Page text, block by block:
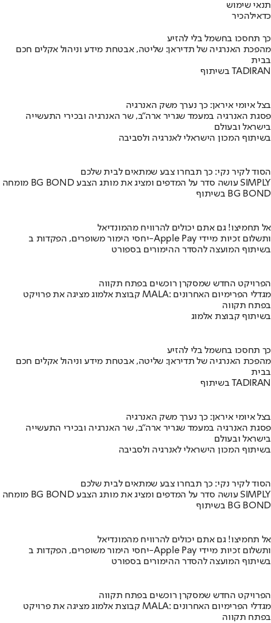
תנאי שימוש
כדאילהכיר
כך תחסכו בחשמל בלי להזיע
מהפכת האנרגיה של תדיראן: שליטה, אבטחת מידע וניהול אקלים חכם
בבית
בשיתוף TADIRAN
בצל איומי איראן: כך נערך משק האנרגיה
פסגת האנרגיה במעמד שגריר ארה"ב, שר האנרגיה ובכירי התעשייה
בישראל ובעולם
בשיתוף המכון הישראלי לאנרגיה ולסביבה
הסוד לקיר נקי: כך תבחרו צבע שמתאים לבית שלכם
מומחה BG BOND עושה סדר על המדפים ומציג את מותג הצבע SIMPLY
בשיתוף BG BOND
אל תחמיצו! גם אתם יכולים להרוויח מהמונדיאל
יחסי הימור משופרים, הפקדות ב-Apple Pay ותשלום זכיות מיידי
בשיתוף המועצה להסדר ההימורים בספורט
הפרויקט החדש שמסקרן רוכשים בפתח תקווה
קבוצת אלמוג מציגה את פרויקט MALA: מגדלי הפרימיום האחרונים
בפתח תקווה
בשיתוף קבוצת אלמוג
כך תחסכו בחשמל בלי להזיע
מהפכת האנרגיה של תדיראן: שליטה, אבטחת מידע וניהול אקלים חכם
בבית
בשיתוף TADIRAN
בצל איומי איראן: כך נערך משק האנרגיה
פסגת האנרגיה במעמד שגריר ארה"ב, שר האנרגיה ובכירי התעשייה
בישראל ובעולם
בשיתוף המכון הישראלי לאנרגיה ולסביבה
הסוד לקיר נקי: כך תבחרו צבע שמתאים לבית שלכם
מומחה BG BOND עושה סדר על המדפים ומציג את מותג הצבע SIMPLY
בשיתוף BG BOND
אל תחמיצו! גם אתם יכולים להרוויח מהמונדיאל
יחסי הימור משופרים, הפקדות ב-Apple Pay ותשלום זכיות מיידי
בשיתוף המועצה להסדר ההימורים בספורט
הפרויקט החדש שמסקרן רוכשים בפתח תקווה
קבוצת אלמוג מציגה את פרויקט MALA: מגדלי הפרימיום האחרונים
בפתח תקווה